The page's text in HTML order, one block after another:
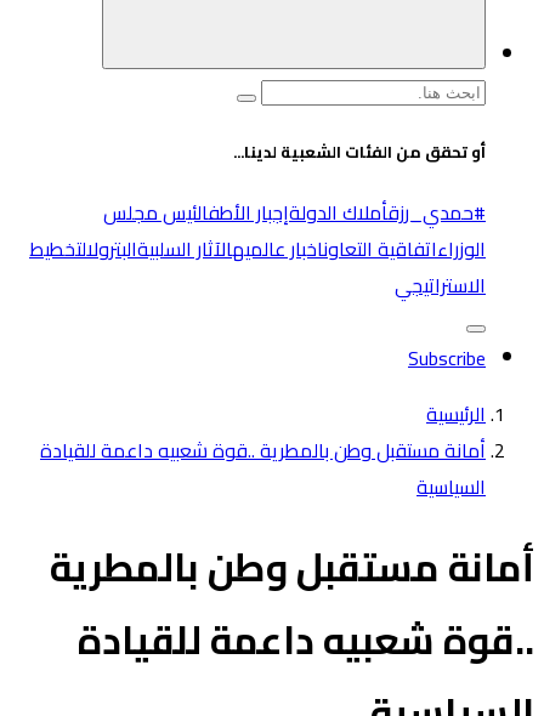
البحث
أو تحقق من الفئات الشعبية لدينا...
#حمدي_رزقأملاك الدولةإجبار الأطفالئيس مجلس
الوزراءاتفاقية التعاوناخبار عالميهالآثار السلبيةالبترولالتخطيط
الاستراتيجي
Subscribe
الرئيسية
أمانة مستقبل وطن بالمطرية ..قوة شعبيه داعمة للقيادة
السياسية
أمانة مستقبل وطن بالمطرية
..قوة شعبيه داعمة للقيادة